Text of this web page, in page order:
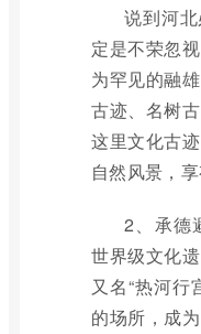
说到河
定是不荣忽
为罕见的融
古迹、名树
这里文化古
自然风景，享
2、承德
世界级文化
又名“热河行
的场所，成